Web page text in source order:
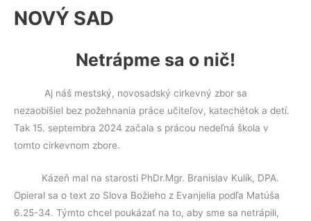
NOVÝ SAD
Netrápme sa o nič!
Aj náš mestský, novosadský cirkevný zbor sa
nezaobišiel bez požehnania práce učiteľov, katechétok a detí.
Tak 15. septembra 2024 začala s prácou nedeľná škola v
tomto cirkevnom zbore.
Kázeň mal na starosti PhDr.Mgr. Branislav Kulík, DPA.
Opieral sa o text zo Slova Božieho z Evanjelia podľa Matúša
6.25-34. Týmto chcel poukázať na to, aby sme sa netrápili,